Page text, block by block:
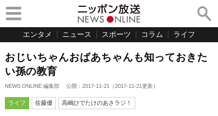
エンタメ ニュース スポーツ コラム ライフ
おじいちゃんおばあちゃんも知っておきた
い孫の教育
NEWS ONLINE 編集部 公開： 2017-11-21 （2017-11-21更新）
ライフ 佐藤優 高嶋ひでたけのあさラジ！